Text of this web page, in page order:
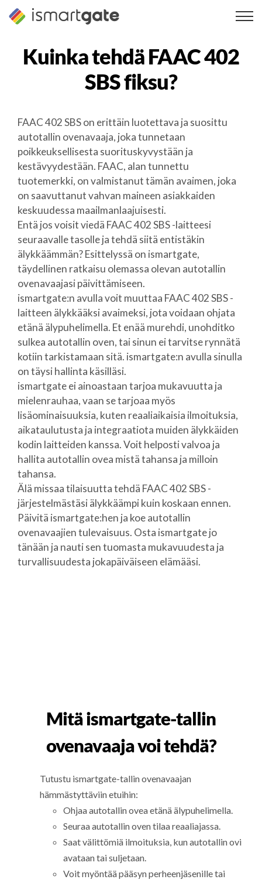
Siirry
sisältöön
Kuinka tehdäFAAC 402
SBSfiksu?
FAAC 402 SBS on erittäin luotettava ja suosittu
autotallin ovenavaaja, joka tunnetaan
poikkeuksellisesta suorituskyvystään ja
kestävyydestään. FAAC, alan tunnettu
tuotemerkki, on valmistanut tämän avaimen, joka
on saavuttanut vahvan maineen asiakkaiden
keskuudessa maailmanlaajuisesti.
Entä jos voisit viedä FAAC 402 SBS -laitteesi
seuraavalle tasolle ja tehdä siitä entistäkin
älykkäämmän? Esittelyssä on ismartgate,
täydellinen ratkaisu olemassa olevan autotallin
ovenavaajasi päivittämiseen.
ismartgate:n avulla voit muuttaa FAAC 402 SBS -
laitteen älykkääksi avaimeksi, jota voidaan ohjata
etänä älypuhelimella. Et enää murehdi, unohditko
sulkea autotallin oven, tai sinun ei tarvitse rynnätä
kotiin tarkistamaan sitä. ismartgate:n avulla sinulla
on täysi hallinta käsilläsi.
ismartgate ei ainoastaan tarjoa mukavuutta ja
mielenrauhaa, vaan se tarjoaa myös
lisäominaisuuksia, kuten reaaliaikaisia ilmoituksia,
aikataulutusta ja integraatiota muiden älykkäiden
kodin laitteiden kanssa. Voit helposti valvoa ja
hallita autotallin ovea mistä tahansa ja milloin
tahansa.
Älä missaa tilaisuutta tehdä FAAC 402 SBS -
järjestelmästäsi älykkäämpi kuin koskaan ennen.
Päivitä ismartgate:hen ja koe autotallin
ovenavaajien tulevaisuus. Osta ismartgate jo
tänään ja nauti sen tuomasta mukavuudesta ja
turvallisuudesta jokapäiväiseen elämääsi.
Mitä ismartgate-tallin
ovenavaaja voi tehdä?
Tutustu ismartgate-tallin ovenavaajan
hämmästyttäviin etuihin:
Ohjaa autotallin ovea etänä älypuhelimella.
Seuraa autotallin oven tilaa reaaliajassa.
Saat välittömiä ilmoituksia, kun autotallin ovi
avataan tai suljetaan.
Voit myöntää pääsyn perheenjäsenille tai